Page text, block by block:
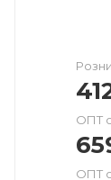
ОПТ
ОПТ